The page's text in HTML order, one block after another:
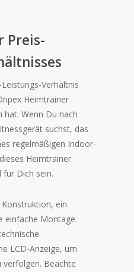
Preis-
Verhältnis
Heimtrainer
hat. Wenn Du nach
suchst, das
regelmäßigen Indoor-
Heimtrainer
für Dich sein.
ein
einfache Montage.
LCD-Anzeige, um
verfolgen. Beachte